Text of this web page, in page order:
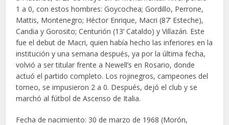
1 a 0, con estos hombres: Goycochea; Gordillo, Perrone,
Mattis, Montenegro; Héctor Enrique, Macri (87’ Esteche),
Candia y Gorosito; Centurión (13’ Cataldo) y Villazán. Este
fue el debut de Macri, quien había hecho las inferiores en la
institución y una semana después, ya por la última fecha,
volvió a ser titular frente a Newell’s en Rosario, donde
actuó el partido completo. Los rojinegros, campeones del
torneo, se impusieron 2 a 0. Después, dejó el club y se
marchó al fútbol de Ascenso de Italia.
Fecha de nacimiento: 30 de marzo de 1968 (Morón,